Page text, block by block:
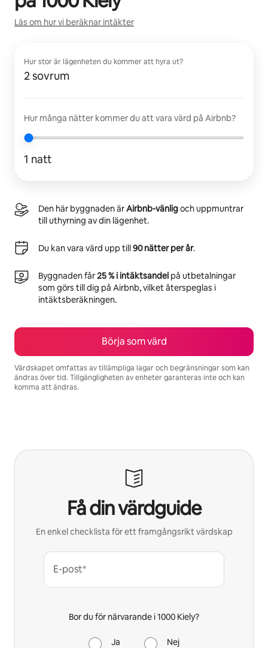
Läs om hur vi beräknar intäkter
Hur stor är lägenheten du kommer att hyra ut?
2 sovrum
Hur många nätter kommer du att vara värd på Airbnb?
1 natt
Den här byggnaden ärAirbnb-vänligoch uppmuntrar
till uthyrning av din lägenhet.
Du kan vara värd upp till90 nätter per år.
Byggnaden får25 % i intäktsandel på utbetalningar
som görs till dig på Airbnb, vilket återspeglas i
intäktsberäkningen.
Börja som värd
Värdskapet omfattas av tillämpliga lagar och begränsningar som kan
ändras över tid. Tillgängligheten av enheter garanteras inte och kan
komma att ändras.
Få din värdguide
En enkel checklista för ett framgångsrikt värdskap
E-post*
Bor du för närvarande i 1000 Kiely?
Ja Nej